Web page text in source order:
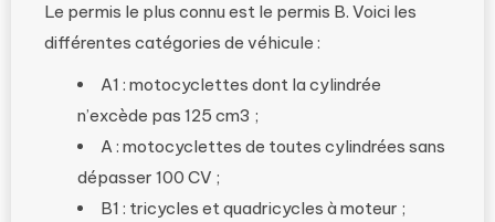
Le permis le plus connu est le permis B. Voici les
différentes catégories de véhicule :
A1 : motocyclettes dont la cylindrée
n’excède pas 125 cm3 ;
A : motocyclettes de toutes cylindrées sans
dépasser 100 CV ;
B1 : tricycles et quadricycles à moteur ;